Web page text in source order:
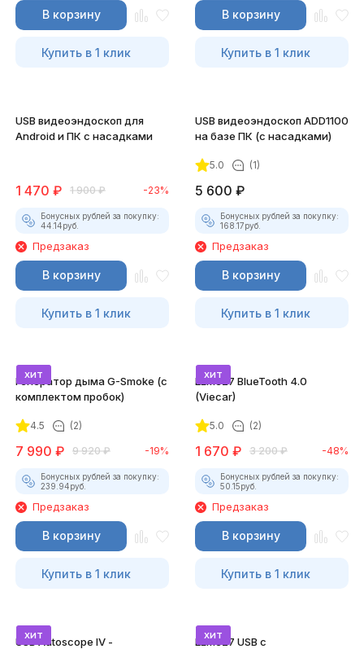
В корзину
Купить в 1 клик
В корзину
Купить в 1 клик
USB видеоэндоскоп для
Android и ПК с насадками
1 470 ₽ 1 900 ₽ -23%
Бонусных рублей за покупку:
44.14руб.
Предзаказ
В корзину
Купить в 1 клик
USB видеоэндоскоп ADD1100
на базе ПК (с насадками)
5.0 (1)
5 600 ₽
Бонусных рублей за покупку:
168.17руб.
Предзаказ
В корзину
Купить в 1 клик
хит
Генератор дыма G-Smoke (c
комплектом пробок)
4.5 (2)
7 990 ₽ 9 920 ₽ -19%
Бонусных рублей за покупку:
239.94руб.
Предзаказ
В корзину
Купить в 1 клик
хит
ELM327 BlueTooth 4.0
(Viecar)
5.0 (2)
1 670 ₽ 3 200 ₽ -48%
Бонусных рублей за покупку:
50.15руб.
Предзаказ
В корзину
Купить в 1 клик
хит
USB Autoscope IV -
хит
ELM327 USB с